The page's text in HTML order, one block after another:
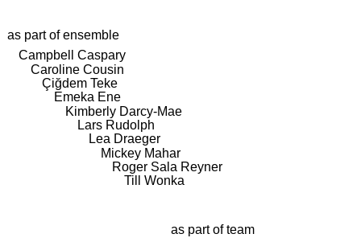
as part of ensemble
Campbell Caspary
Caroline Cousin
Çiğdem Teke
Emeka Ene
Kimberly Darcy-Mae
Lars Rudolph
Lea Draeger
Mickey Mahar
Roger Sala Reyner
Till Wonka
as part of team